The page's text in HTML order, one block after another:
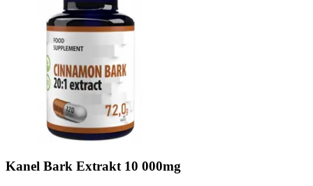
Kanel Bark Extrakt 10 000mg